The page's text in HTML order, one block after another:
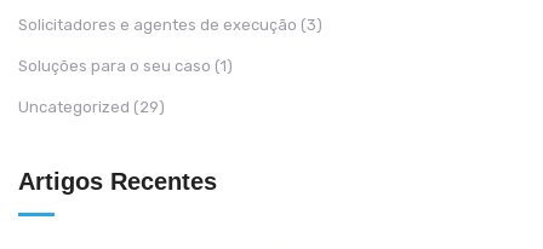
Solicitadores e agentes de execução (3)
Soluções para o seu caso (1)
Uncategorized (29)
Artigos Recentes